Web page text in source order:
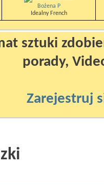
Bożena P
Idealny French
sztuki
porady,
Zarejestruj